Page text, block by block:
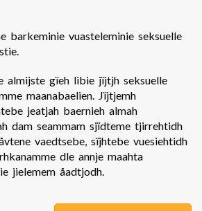
barkeminie vuasteleminie seksuelle
almijste gïeh libie jïjtjh seksuelle
maanabaelien. Jïjtjemh
jeatjah baernieh almah
dam seammam sjïdteme tjirrehtidh
vaedtsebe, sïjhtebe vuesiehtidh
dle annje maahta
jielemem åadtjodh.